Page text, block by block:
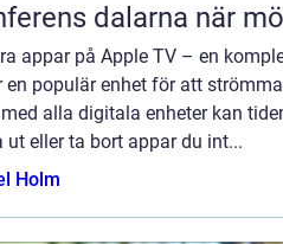
Konferens
appar på Apple TV – en
en populär enhet för att
alla digitala enheter kan
ut eller ta bort appar du int...
Holm